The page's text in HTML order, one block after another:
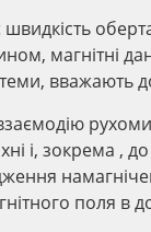
магнітні
вважають
і, зокрема ,
поля в